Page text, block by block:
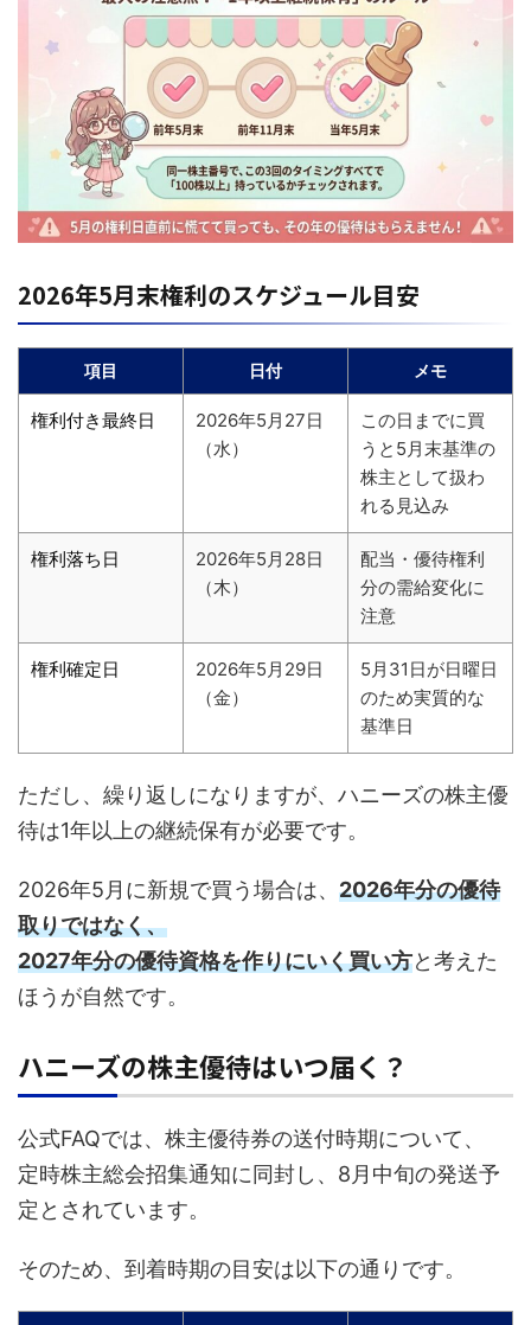
2026年5月末権利のスケジュール目安
項目 日付 メモ
権利付き最終日
2026年5月27日
（水）
この日までに買
うと5月末基準の
株主として扱わ
れる見込み
権利落ち日
2026年5月28日
（木）
配当・優待権利
分の需給変化に
注意
権利確定日
2026年5月29日
（金）
5月31日が日曜日
のため実質的な
基準日
ただし、繰り返しになりますが、ハニーズの株主優
待は1年以上の継続保有が必要です。
2026年5月に新規で買う場合は、 2026年分の優待
取りではなく、
2027年分の優待資格を作りにいく買い方と考えた
ほうが自然です。
ハニーズの株主優待はいつ届く？
公式FAQでは、株主優待券の送付時期について、
定時株主総会招集通知に同封し、8月中旬の発送予
定とされています。
そのため、到着時期の目安は以下の通りです。